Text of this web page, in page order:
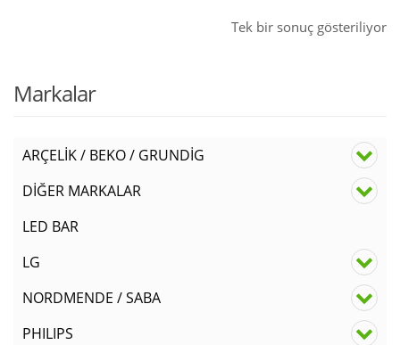
Tek bir sonuç gösteriliyor
Markalar
ARÇELİK / BEKO / GRUNDİG
DİĞER MARKALAR
LED BAR
LG
NORDMENDE / SABA
PHILIPS